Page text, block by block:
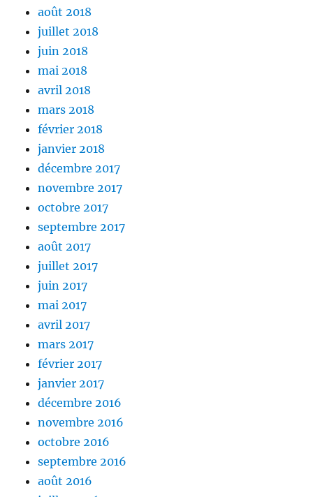
août 2018
juillet 2018
juin 2018
mai 2018
avril 2018
mars 2018
février 2018
janvier 2018
décembre 2017
novembre 2017
octobre 2017
septembre 2017
août 2017
juillet 2017
juin 2017
mai 2017
avril 2017
mars 2017
février 2017
janvier 2017
décembre 2016
novembre 2016
octobre 2016
septembre 2016
août 2016